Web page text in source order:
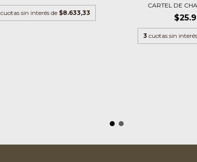
cuotas sin interés de $8.633,33
CARTEL DE
3 cuotas sin